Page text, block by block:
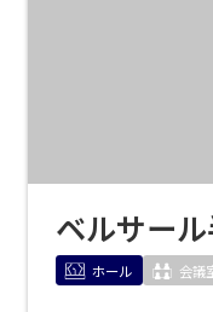
ベルサー
ホール 会議